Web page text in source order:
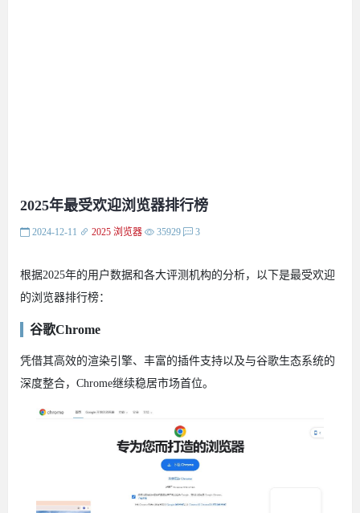
2025年最受欢迎浏览器排行榜
2024-12-11 2025 浏览器 35929 3
根据2025年的用户数据和各大评测机构的分析，以下是最受欢迎
的浏览器排行榜：
谷歌Chrome
凭借其高效的渲染引擎、丰富的插件支持以及与谷歌生态系统的
深度整合，Chrome继续稳居市场首位。